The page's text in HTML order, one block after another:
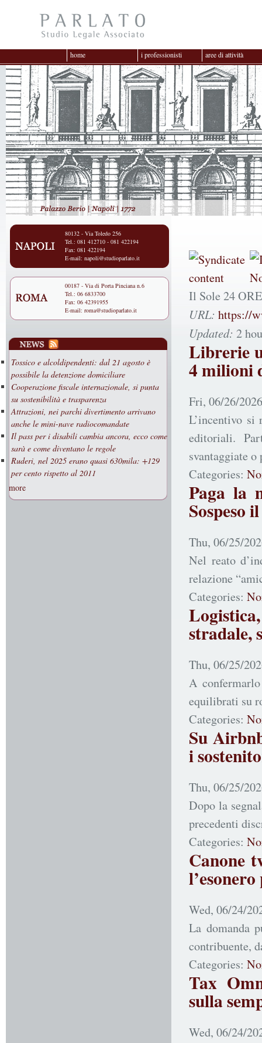
home i professionisti aree di attività
Il Sole 24
URL: https://
Updated: 2
Librerie
4 milioni
Fri, 06/26/
L’incentivo si
editoriali.
svantaggiate
Categories:
Paga la
Sospeso
Thu, 06/25/
Nel reato
relazione
Categories:
stradale,
Thu, 06/25/
A
equilibrati su
Categories:
Su
i
Thu, 06/25/
Dopo la
precedenti
Categories:
Canone
Wed, 06/24/
La domanda
contribuente,
Categories:
Tax
sulla
Wed, 06/24/
80132 - Via Toledo 256
Tel.: 081 412710 - 081 422194
Fax: 081 422194
E-mail: napoli@studioparlato.it
00187 - Via di Porta Pinciana n.6
Tel.: 06 6833700
Fax: 06 42391955
E-mail: roma@studioparlato.it
Tossico e alcoldipendenti: dal 21 agosto è
possibile la detenzione domiciliare
Cooperazione fiscale internazionale, si punta
su sostenibilità e trasparenza
Attrazioni, nei parchi divertimento arrivano
anche le mini-nave radiocomandate
Il pass per i disabili cambia ancora, ecco come
sarà e come diventano le regole
Ruderi, nel 2025 erano quasi 630mila: +129
per cento rispetto al 2011
more